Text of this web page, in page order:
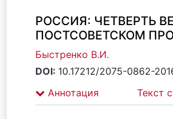
РОССИЯ: ЧЕТВЕРТЬ
ПОСТСОВЕТСКОМ
Быстренко В.И.
DOI: 10.17212/2075-0862-
Аннотация
Текст